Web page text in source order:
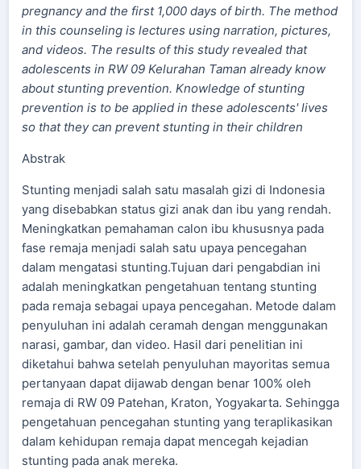
pregnancy and the first 1,000 days of birth. The method
in this counseling is lectures using narration, pictures,
and videos. The results of this study revealed that
adolescents in RW 09 Kelurahan Taman already know
about stunting prevention. Knowledge of stunting
prevention is to be applied in these adolescents' lives
so that they can prevent stunting in their children
Abstrak
Stunting menjadi salah satu masalah gizi di Indonesia
yang disebabkan status gizi anak dan ibu yang rendah.
Meningkatkan pemahaman calon ibu khususnya pada
fase remaja menjadi salah satu upaya pencegahan
dalam mengatasi stunting.Tujuan dari pengabdian ini
adalah meningkatkan pengetahuan tentang stunting
pada remaja sebagai upaya pencegahan. Metode dalam
penyuluhan ini adalah ceramah dengan menggunakan
narasi, gambar, dan video. Hasil dari penelitian ini
diketahui bahwa setelah penyuluhan mayoritas semua
pertanyaan dapat dijawab dengan benar 100% oleh
remaja di RW 09 Patehan, Kraton, Yogyakarta. Sehingga
pengetahuan pencegahan stunting yang teraplikasikan
dalam kehidupan remaja dapat mencegah kejadian
stunting pada anak mereka.